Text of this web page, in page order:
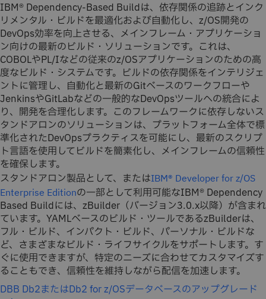
IBM® Dependency-Based Buildは、依存関係の追跡とインク
リメンタル・ビルドを最適化および自動化し、z/OS開発の
DevOps効率を向上させる、メインフレーム・アプリケーショ
ン向けの最新のビルド・ソリューションです。これは、
COBOLやPL/Iなどの従来のz/OSアプリケーションのための高
度なビルド・システムです。ビルドの依存関係をインテリジェ
ントに管理し、自動化と最新のGitベースのワークフローや
JenkinsやGitLabなどの一般的なDevOpsツールへの統合によ
り、開発を合理化します。このフレームワークに依存しないス
タンドアロンのソリューションは、プラットフォーム全体で標
準化されたDevOpsプラクティスを可能にし、最新のスクリプ
ト言語を使用してビルドを簡素化し、メインフレームの信頼性
を確保します。
スタンドアロン製品として、またはIBM® Developer for z/OS
Enterprise Editionの一部として利用可能なIBM® Dependency
Based Buildには、zBuilder（バージョン3.0.x以降）が含まれ
ています。YAMLベースのビルド・ツールであるzBuilderは、
フル・ビルド、インパクト・ビルド、パーソナル・ビルドな
ど、さまざまなビルド・ライフサイクルをサポートします。す
ぐに使用できますが、特定のニーズに合わせてカスタマイズす
ることもでき、信頼性を維持しながら配信を加速します。
DBB Db2またはDb2 for z/OSデータベースのアップグレード